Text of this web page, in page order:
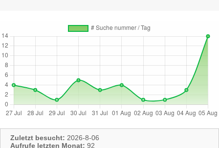
Zuletzt besucht: 2026-8-06
Aufrufe letzten Monat: 92